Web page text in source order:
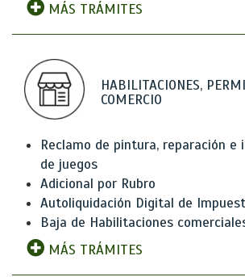
MÁS TRÁMITES
HABILITACIONES,
COMERCIO
Reclamo de pintura, reparación e
de juegos
Adicional por Rubro
Autoliquidación Digital de
Baja de Habilitaciones
MÁS TRÁMITES